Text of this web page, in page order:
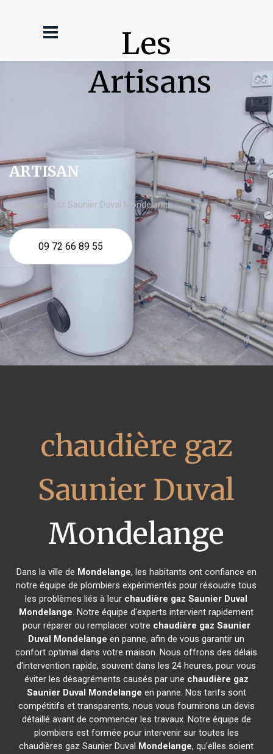
Les
Artisans
ARTISAN
chaudière gaz Saunier Duval Mondelange
09 72 66 89 55
chaudière gaz
Saunier Duval
Mondelange
Dans la ville de Mondelange, les habitants ont confiance en
notre équipe de plombiers expérimentés pour résoudre tous
les problèmes liés à leur chaudière gaz Saunier Duval
Mondelange. Notre équipe d'experts intervient rapidement
pour réparer ou remplacer votre chaudière gaz Saunier
Duval Mondelange en panne, afin de vous garantir un
confort optimal dans votre maison. Nous offrons des délais
d'intervention rapide, souvent dans les 24 heures, pour vous
éviter les désagréments causés par une chaudière gaz
Saunier Duval Mondelange en panne. Nos tarifs sont
compétitifs et transparents, nous vous fournirons un devis
détaillé avant de commencer les travaux. Notre équipe de
plombiers est formée pour intervenir sur toutes les
chaudières gaz Saunier Duval Mondelange, qu'elles soient